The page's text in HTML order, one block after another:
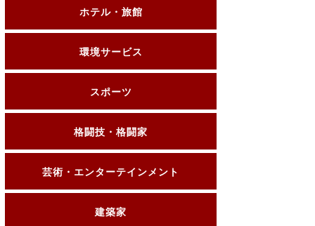
ホテル・旅館
環境サービス
スポーツ
格闘技・格闘家
芸術・エンターテインメント
建築家